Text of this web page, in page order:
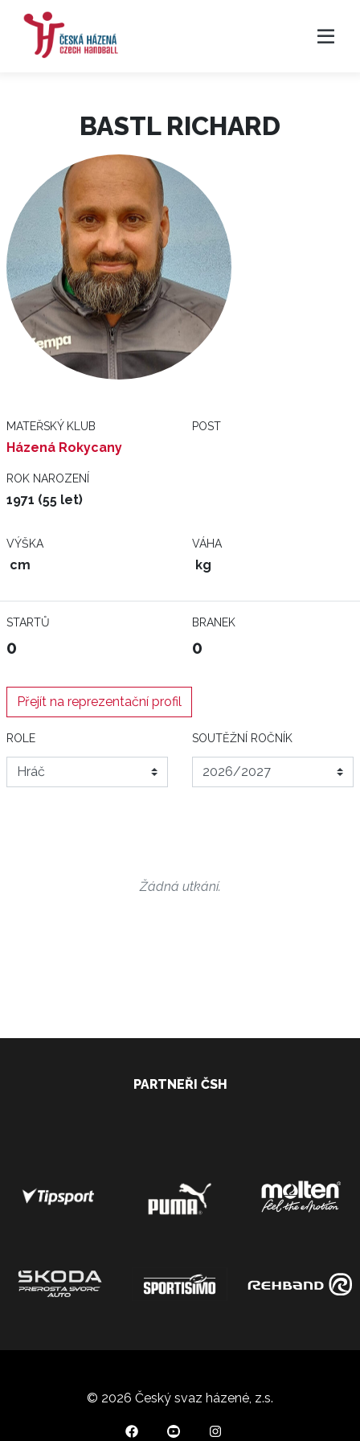
BASTL RICHARD
MATEŘSKÝ KLUB
Házená Rokycany
POST
ROK NAROZENÍ
1971 (55 let)
VÝŠKA
cm
VÁHA
kg
STARTŮ
0
BRANEK
0
Přejít na reprezentační profil
ROLE SOUTĚŽNÍ ROČNÍK
Žádná utkání.
PARTNEŘI ČSH
© 2026 Český svaz házené, z.s.